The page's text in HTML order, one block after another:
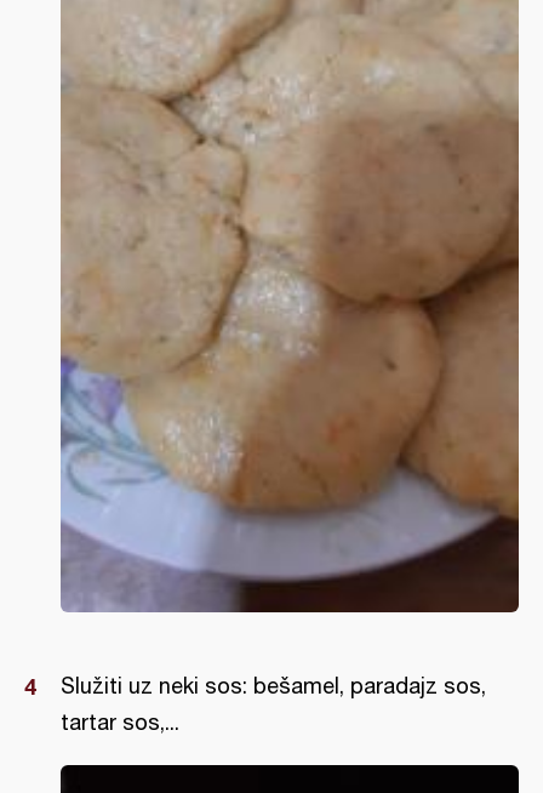
Služiti uz neki sos: bešamel, paradajz sos,
tartar sos,...